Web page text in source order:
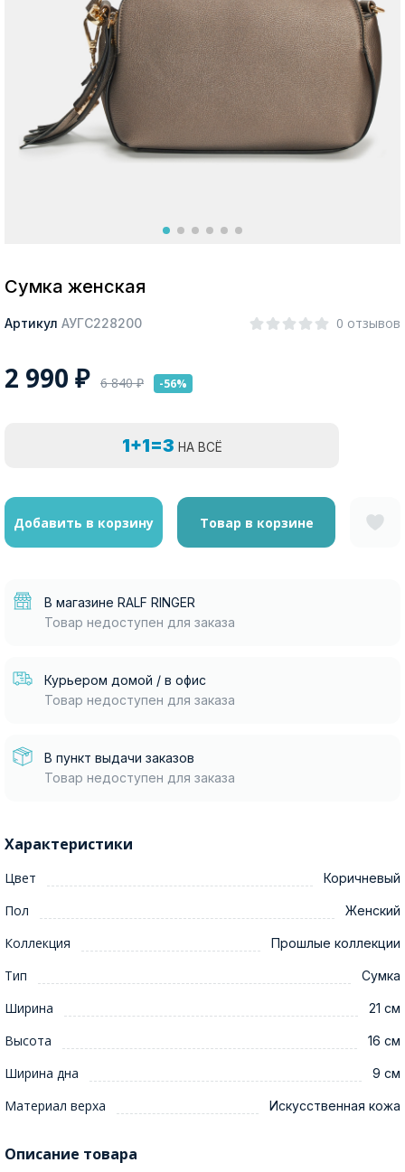
Москва
Сумка женская
Артикул АУГС228200 0 отзывов
2 990 ₽ 6 840₽ -56%
1+1=3 НА ВСЁ
Добавить в корзину Товар в корзине
В магазине RALF RINGER
Товар недоступен для заказа
Курьером домой / в офис
Товар недоступен для заказа
В пункт выдачи заказов
Товар недоступен для заказа
Характеристики
Цвет Коричневый
Пол Женский
Коллекция Прошлые коллекции
Тип Сумка
Ширина 21 см
Высота 16 см
Ширина дна 9 см
Материал верха Искусственная кожа
Описание товара